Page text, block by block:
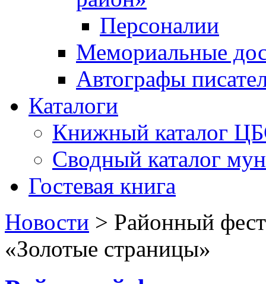
Персоналии
Мемориальные
Автографы
Каталоги
Книжный каталог
Сводный каталог
Гостевая книга
Новости > Районный
«Золотые страницы»